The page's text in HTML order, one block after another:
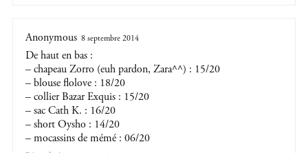
Anonymous 8 septembre 2014
De haut en bas :
– chapeau Zorro (euh pardon, Zara^^) : 15/20
– blouse flolove : 18/20
– collier Bazar Exquis : 15/20
– sac Cath K. : 16/20
– short Oysho : 14/20
– mocassins de mémé : 06/20